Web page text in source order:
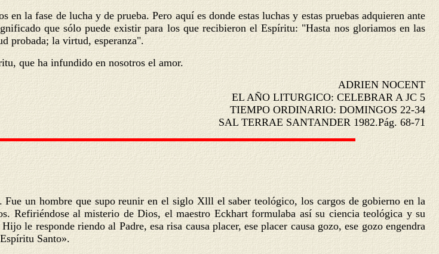
la fase de lucha y de prueba. Pero aquí es donde estas luchas y estas pruebas adquieren ante
que sólo puede existir para los que recibieron el Espíritu: "Hasta nos gloriamos en las
probada; la virtud, esperanza".
que ha infundido en nosotros el amor.
ADRIEN NOCENT
EL AÑO LITURGICO: CELEBRAR A JC 5
TIEMPO ORDINARIO: DOMINGOS 22-34
SAL TERRAE SANTANDER 1982.Pág. 68-71
un hombre que supo reunir en el siglo Xlll el saber teológico, los cargos de gobierno en la
Refiriéndose al misterio de Dios, el maestro Eckhart formulaba así su ciencia teológica y su
le responde riendo al Padre, esa risa causa placer, ese placer causa gozo, ese gozo engendra
Santo».